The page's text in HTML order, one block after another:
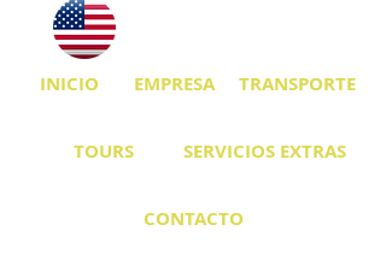
INICIO EMPRESA TRANSPORTE
TOURS SERVICIOS EXTRAS
CONTACTO